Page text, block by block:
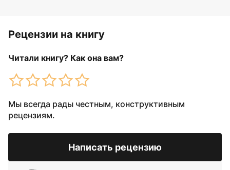
Рецензии на книгу
Читали книгу? Как она вам?
Мы всегда рады честным, конструктивным
рецензиям.
Написать рецензию